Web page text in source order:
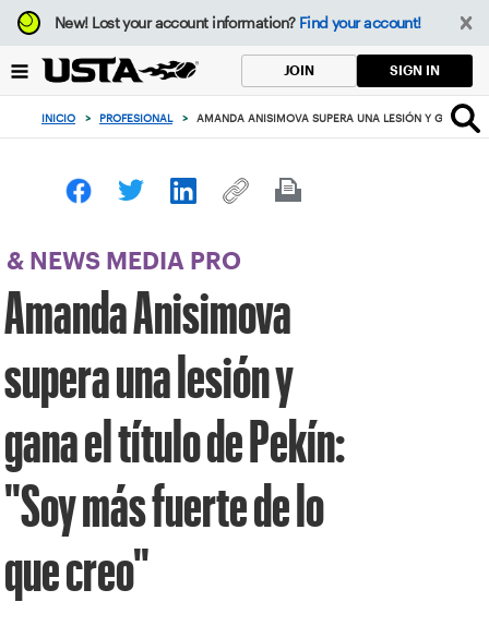
Enfoque
desde
botón
volver
principio
New!Lost your account information? Find your account!
JOIN SIGN IN
INICIO > PROFESIONAL > AMANDA ANISIMOVA SUPERA UNA LESIÓN Y GANA EL
& NEWS MEDIA PRO
Amanda Anisimova
supera una lesión y
gana el título de Pekín:
"Soy más fuerte de lo
que creo"